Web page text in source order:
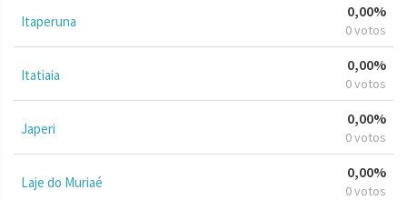
Itaperuna
0,00%
0 votos
Itatiaia
0,00%
0 votos
Japeri
0,00%
0 votos
Laje do Muriaé
0,00%
0 votos